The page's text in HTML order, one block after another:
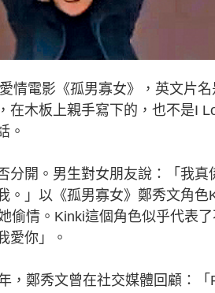
電影《孤男寡女》，英文片名
在木板上親手寫下的，也不是I
。
開。男生對女朋友說：「我真
。」以《孤男寡女》鄭秀文角
偷情。Kinki這個角色似乎代表
愛你」。
鄭秀文曾在社交媒體回顧：「